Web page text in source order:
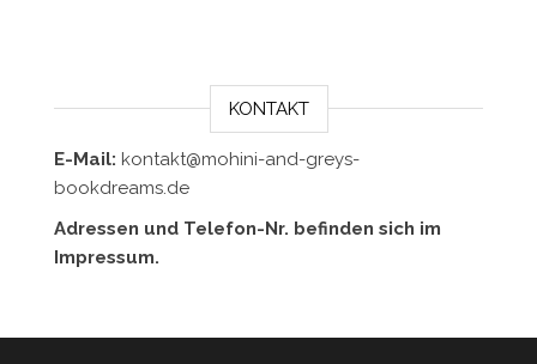
KONTAKT
E-Mail: kontakt@mohini-and-greys-
bookdreams.de
Adressen und Telefon-Nr. befinden sich im
Impressum.